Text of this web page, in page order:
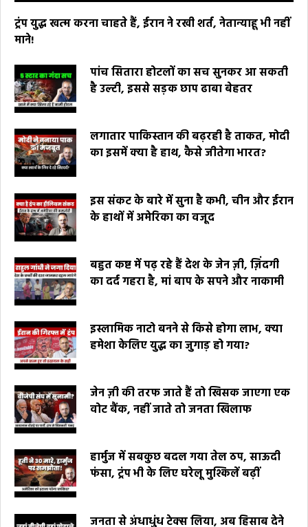
ट्रंप युद्ध खत्म करना चाहते हैं, ईरान ने रखी शर्त, नेतान्याहू भी नहीं
माने!
पांच सितारा होटलों का सच सुनकर आ सकती
है उल्टी, इससे सड़क छाप ढाबा बेहतर
लगातार पाकिस्तान की बढ़रही है ताकत, मोदी
का इसमें क्या है हाथ, कैसे जीतेगा भारत?
इस संकट के बारे में सुना है कभी, चीन और ईरान
के हाथों में अमेरिका का वजूद
बहुत कष्ट में पढ़ रहे हैं देश के जेन ज़ी, ज़िंदगी
का दर्द गहरा है, मां बाप के सपने और नाकामी
इस्लामिक नाटो बनने से किसे होगा लाभ, क्या
हमेशा केलिए युद्ध का जुगाड़ हो गया?
जेन ज़ी की तरफ जाते हैं तो खिसक जाएगा एक
वोट बैंक, नहीं जाते तो जनता खिलाफ
हार्मुज में सबकुछ बदल गया तेल ठप, साऊदी
फंसा, ट्रंप भी के लिए घरेलू मुश्किलें बढ़ीं
जनता से अंधाधुंध टेक्स लिया, अब हिसाब देने